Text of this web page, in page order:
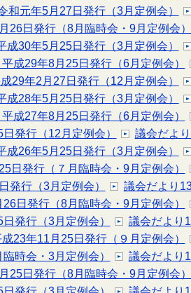
元年5月27日発行（3月定例会）
日発行（8月臨時会・9月定例会）
30年5月25日発行（3月定例会）
成29年8月25日発行（6月定例会）
29年2月27日発行（12月定例会）
28年5月25日発行（3月定例会）
成27年8月25日発行（6月定例会）
発行（12月定例会）
議会だよ
26年5月25日発行（3月定例会）
発行（７月臨時会・9月定例会）
行（3月定例会）
議会だより
日発行（8月臨時会・9月定例会）
発行（3月定例会）
議会だより
23年11月25日発行（９月定例会）
時会・3月定例会）
議会だより
日発行（8月臨時会・9月定例会）